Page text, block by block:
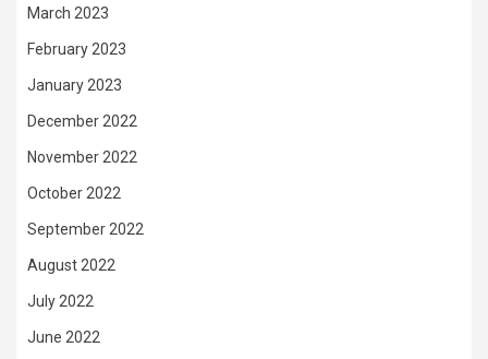
March 2023
February 2023
January 2023
December 2022
November 2022
October 2022
September 2022
August 2022
July 2022
June 2022